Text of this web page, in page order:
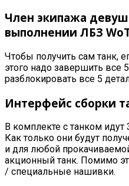
Член экипажа
выполнении ЛБЗ
Чтобы получить сам танк,
этого надо завершить все
разблокировать все 5
Интерфейс сборки
В комплекте с танком
Как только они будут
и для любой
акционный танк. Помимо
/ специальные нашивки.